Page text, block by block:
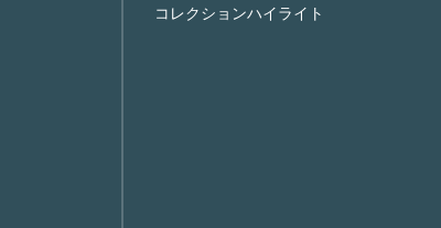
コレクションハイライト